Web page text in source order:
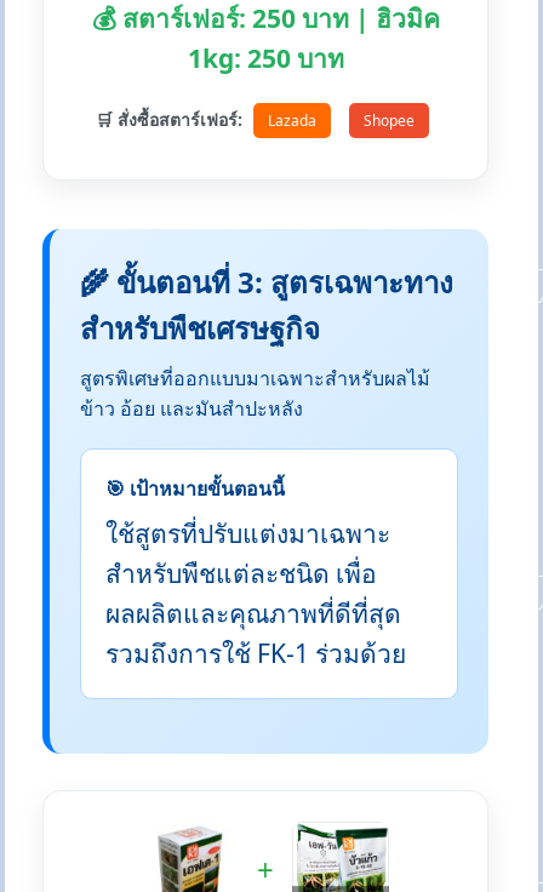
💰 สตาร์เฟอร์: 250 บาท | ฮิวมิค
1kg: 250 บาท
🛒 สั่งซื้อสตาร์เฟอร์: Lazada Shopee
🌾 ขั้นตอนที่ 3: สูตรเฉพาะทาง
สำหรับพืชเศรษฐกิจ
สูตรพิเศษที่ออกแบบมาเฉพาะสำหรับผลไม้
ข้าว อ้อย และมันสำปะหลัง
🎯 เป้าหมายขั้นตอนนี้
ใช้สูตรที่ปรับแต่งมาเฉพาะ
สำหรับพืชแต่ละชนิด เพื่อ
ผลผลิตและคุณภาพที่ดีที่สุด
รวมถึงการใช้ FK-1 ร่วมด้วย
+